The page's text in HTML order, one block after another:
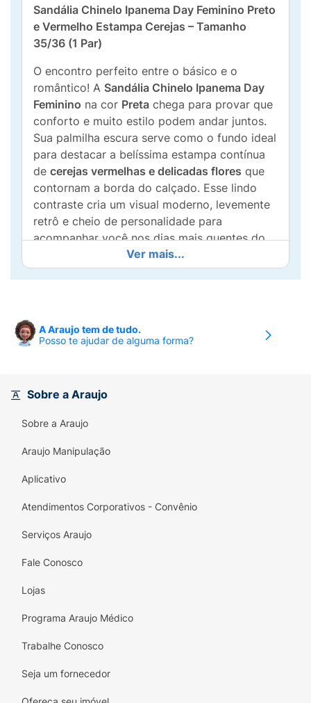
Sandália Chinelo Ipanema Day Feminino Preto
e Vermelho Estampa Cerejas – Tamanho
35/36 (1 Par)
O encontro perfeito entre o básico e o
romântico! A Sandália Chinelo Ipanema Day
Feminino na cor Preta chega para provar que
conforto e muito estilo podem andar juntos.
Sua palmilha escura serve como o fundo ideal
para destacar a belíssima estampa contínua
de cerejas vermelhas e delicadas flores que
contornam a borda do calçado. Esse lindo
contraste cria um visual moderno, levemente
retrô e cheio de personalidade para
acompanhar você nos dias mais quentes do
Além de um design que atrai olhares e eleva
confia. Confeccionada em material flexível,
leve e resistente, ela proporciona um calce
pretas texturizadas garantem um encaixe
seguro no peito do pé, enquanto o solado
com frisos antiderrapantes oferece a
estabilidade necessária para caminhar com
a estampa exclusiva de cerejas e flores,
calçado.
Conforto Ipanema:
leve que abraça os pés e garante pisadas
este modelo um curinga incrível, fácil de
Ver mais...
A Araujo tem de tudo.
Posso te ajudar de alguma forma?
Sobre a Araujo
Sobre a Araujo
Araujo Manipulação
Aplicativo
Atendimentos Corporativos - Convênio
Serviços Araujo
Fale Conosco
Lojas
Programa Araujo Médico
Trabalhe Conosco
Seja um fornecedor